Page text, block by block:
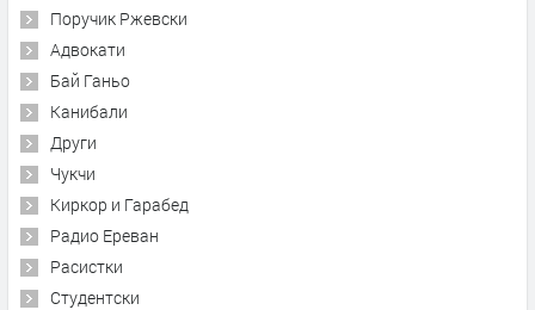
Поручик Ржевски
Адвокати
Бай Ганьо
Канибали
Други
Чукчи
Киркор и Гарабед
Радио Ереван
Расистки
Студентски